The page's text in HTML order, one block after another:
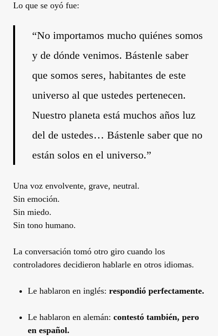
Lo que se oyó fue:
“No importamos mucho quiénes somos
y de dónde venimos. Bástenle saber
que somos seres, habitantes de este
universo al que ustedes pertenecen.
Nuestro planeta está muchos años luz
del de ustedes… Bástenle saber que no
están solos en el universo.”
Una voz envolvente, grave, neutral.
Sin emoción.
Sin miedo.
Sin tono humano.
La conversación tomó otro giro cuando los
controladores decidieron hablarle en otros idiomas.
Le hablaron en inglés: respondió perfectamente.
Le hablaron en alemán: contestó también, pero
en español.